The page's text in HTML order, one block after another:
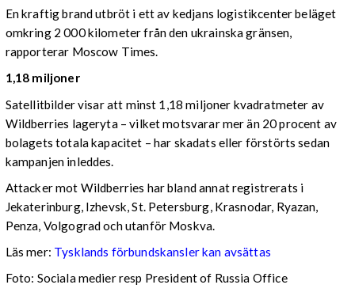
En kraftig brand utbröt i ett av kedjans logistikcenter beläget
omkring 2 000 kilometer från den ukrainska gränsen,
rapporterar Moscow Times.
1,18 miljoner
Satellitbilder visar att minst 1,18 miljoner kvadratmeter av
Wildberries lageryta – vilket motsvarar mer än 20 procent av
bolagets totala kapacitet – har skadats eller förstörts sedan
kampanjen inleddes.
Attacker mot Wildberries har bland annat registrerats i
Jekaterinburg, Izhevsk, St. Petersburg, Krasnodar, Ryazan,
Penza, Volgograd och utanför Moskva.
Läs mer: Tysklands förbundskansler kan avsättas
Foto: Sociala medier resp President of Russia Office